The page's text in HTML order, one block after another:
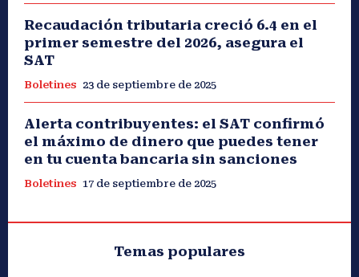
Recaudación tributaria creció 6.4 en el
primer semestre del 2026, asegura el
SAT
Boletines 23 de septiembre de 2025
Alerta contribuyentes: el SAT confirmó
el máximo de dinero que puedes tener
en tu cuenta bancaria sin sanciones
Boletines 17 de septiembre de 2025
Temas populares